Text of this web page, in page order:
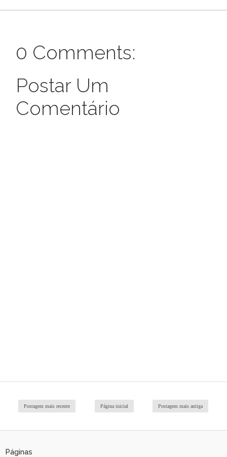
0 Comments:
Postar Um
Comentário
Postagem mais recente Postagem mais antiga
Página inicial
Páginas